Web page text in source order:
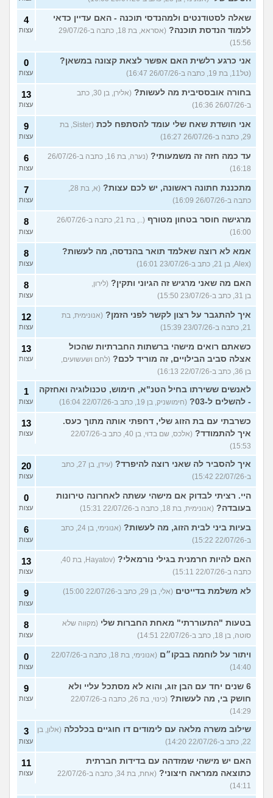
שאלה לסטודנטים ולמהנדסי תוכנה - האם עדיין כדאי
ללמוד הנדסת תוכנה?
(אסראא, בת 18, כתבה ב-29/07/26
15:56)
4
עצות
אני כרגע רלשית האם אפשר לצאת קצונה במשאן?
(טל11, בת 19, כתבה ב-26/07/26 16:47)
0
עצות
בחורה אובססיבית מה לעשות?
(אלירן, בן 30, כתב
ב-26/07/26 16:36)
13
עצות
אני חושדת שאח שלי עומד להסתפח לכת
(Sister, בת
29, כתבה ב-26/07/26 16:27)
9
עצות
עד כמה חזה זה משמעותי?
(נערה, בת 16, כתבה ב-26/07/26
16:18)
6
עצות
מתכננת חתונה ראשונה, יש לכם עצות?
(א, בת 28,
כתבה ב-26/07/26 16:09)
7
עצות
מרגישה חוסר בטחון מטורף
(.., בת 21, כתבה ב-26/07/26
16:00)
8
עצות
אמא לא רוצה שאלמד תואר בהנדסה, מה לעשות?
(Alex, בן 21, כתב ב-23/07/26 16:01)
8
עצות
האם מה שאני מרגיש זה הגיוני ותקין? (לירון,
בן 31, כתב ב-23/07/26 15:50)
8
עצות
איך להתגבר על רצון לקשר לפני הזמן? (אנונימית, בת
21, כתבה ב-23/07/26 15:39)
12
עצות
כשאתם רואים מישהי ברשתות החברתיות שהכול
אצלה סביב הבילויים, זה מוריד לכם? (לחם ושעשועים,
בן 36, כתב ב-22/07/26 16:13)
13
עצות
לאנשים ששירתו בחיל הטנ"א, חימוש, טכנולוגיה ואחזקה
- להשלים ל-03?
(חימושניק, בן 19, כתב ב-22/07/26 16:04)
1
עצות
כשרבתי עם בת הזוג שלי, דחפתי אותה מתוך כעס.
איך להתמודד?
(אלכס, שם בדוי, בן 40, כתב ב-22/07/26
15:53)
13
עצות
איך להסביר לה שאני רוצה להיפרד?
(עידן, בן 27, כתב
ב-22/07/26 15:42)
20
עצות
היי. רציתי לבדוק אם מישהי עשתה לאחרונה טירונות
בעובדה? (אנונימית, בת 18, כתבה ב-22/07/26 15:31)
0
עצות
בעיות ביני לבית הזוג, מה לעשות?
(אנונימי, בן 24, כתב
ב-22/07/26 15:22)
6
עצות
האם להיות חרמנית בגילי נורמאלי?
(Hayatov, בת 40,
כתבה ב-22/07/26 15:11)
13
עצות
לא משלמת בדייטים (אלי, בן 29, כתב ב-22/07/26 15:00) 9
עצות
בטעות "התעוררתי" מאחת החברות שלי (מקווה שלא
סוטה, בן 18, כתב ב-22/07/26 14:51)
8
עצות
ויתור על לוחמה בבקו״ם
(אנונימי, בת 18, כתבה ב-22/07/26
14:40)
0
עצות
6 שנים יחד עם הבן זוג, והוא לא מסתכל עליי ולא
חושק בי, מה לעשות?
(כינוי, בת 26, כתבה ב-22/07/26
14:29)
9
עצות
שילוב משרה מלאה עם לימודים דו חוגיים בכלכלה (אלון, בן
22, כתב ב-22/07/26 14:20)
3
עצות
האם יש מישהי שמזדהה עם בדידות חברתית
כתוצאה ממראה חיצוני?
(אחת, בת 34, כתבה ב-22/07/26
14:11)
11
עצות